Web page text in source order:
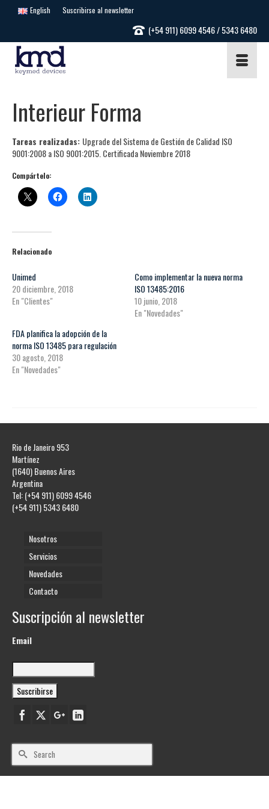
English Suscribirse al newsletter
(+54 911) 6099 4546 / 5343 6480
Interieur Forma
Tareas realizadas: Upgrade del Sistema de Gestión de Calidad ISO
9001:2008 a ISO 9001:2015. Certificada Noviembre 2018
Compártelo:
Relacionado
Unimed
20 diciembre, 2018
En "Clientes"
Como implementar la nueva norma
ISO 13485:2016
10 junio, 2018
En "Novedades"
FDA planifica la adopción de la
norma ISO 13485 para regulación
30 agosto, 2018
En "Novedades"
Rio de Janeiro 953
Martínez
(1640) Buenos Aires
Argentina
Tel: (+54 911) 6099 4546
(+54 911) 5343 6480
Nosotros
Servicios
Novedades
Contacto
Suscripción al newsletter
Email
Search
for: